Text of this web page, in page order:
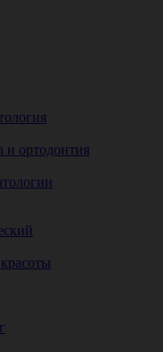
и ортодонтия